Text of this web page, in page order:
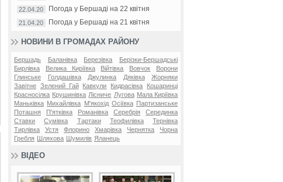
22.04.20 Погода у Бершаді на 22 квітня
21.04.20 Погода у Бершаді на 21 квітня
НОВИНИ В ГРОМАДАХ РАЙОНУ
Бершадь Баланівка Березівка
Берізки-Бершадські
Бирлівка
Велика Киріївка Війтівка Вовчок
Ворони
Глинське
Голдашівка Джулинка Дяківка
Жорняки
Завітне Зелений Гай Кавкули Кидрасівка
Кошаринці
Красносілка Крушинівка Лісниче Лугова Мала Киріївка
Маньківка Михайлівка М'якохід Осіївка
Партизанське
Поташня
П'ятківка Романівка Серебрія
Серединка
Ставки
Сумівка Тартаки Теофилівка
Тернівка
Тирлівка
Устя Флорино Хмарівка Чернятка
Чорна
Гребля
Шляхова Шумилів Яланець
ВІДЕО